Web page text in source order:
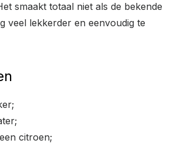
smaakt totaal niet als de bekende
veel lekkerder en eenvoudig te
citroen;